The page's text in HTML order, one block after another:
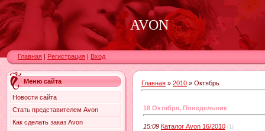
AVON
Главная | Регистрация | Вход
Меню сайта
Новости сайта
Стать представителем Avon
Как сделать заказ Avon
Главная » 2010 » Октябрь
18 Октября, Понедельник
15:09 Каталог Avon 16/2010 (1)